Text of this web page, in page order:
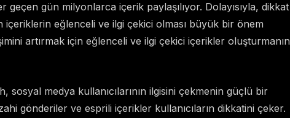
geçen gün milyonlarca içerik paylaşılıyor. Dolayısıyla, dikkat
içeriklerin eğlenceli ve ilgi çekici olması büyük bir önem
artırmak için eğlenceli ve ilgi çekici içerikler oluşturmanın
sosyal medya kullanıcılarının ilgisini çekmenin güçlü bir
gönderiler ve esprili içerikler kullanıcıların dikkatini çeker.